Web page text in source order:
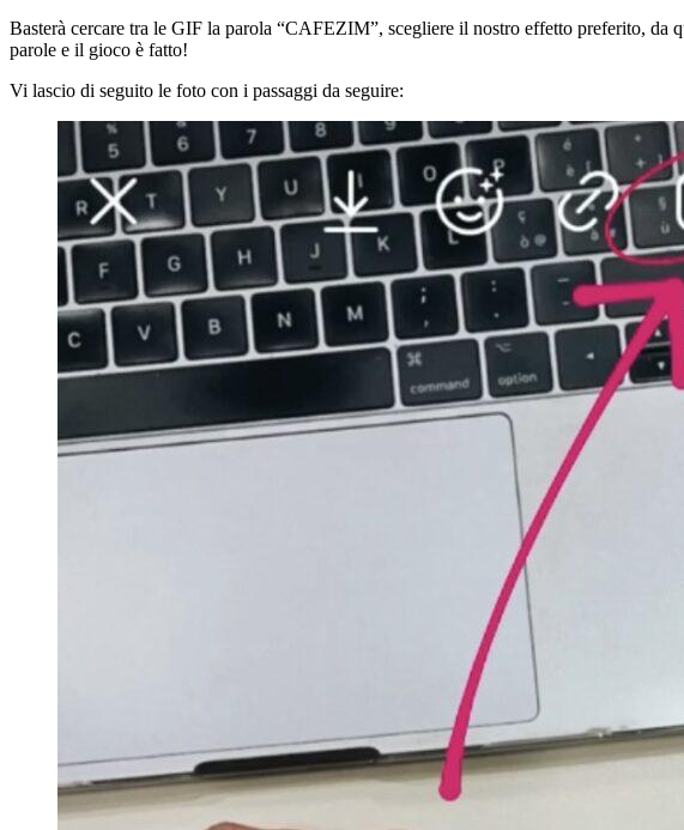
Basterà cercare tra le GIF la parola “CAFEZIM”, scegliere il nostro effetto preferito, da
parole e il gioco è fatto!
Vi lascio di seguito le foto con i passaggi da seguire: